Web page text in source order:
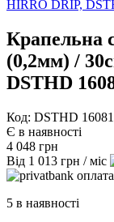
Крапельна
(0,2мм) /
DSTHD
Код: DSTHD
Є в наявності
4 048 грн
Від 1 013 грн / міс
5 в наявності